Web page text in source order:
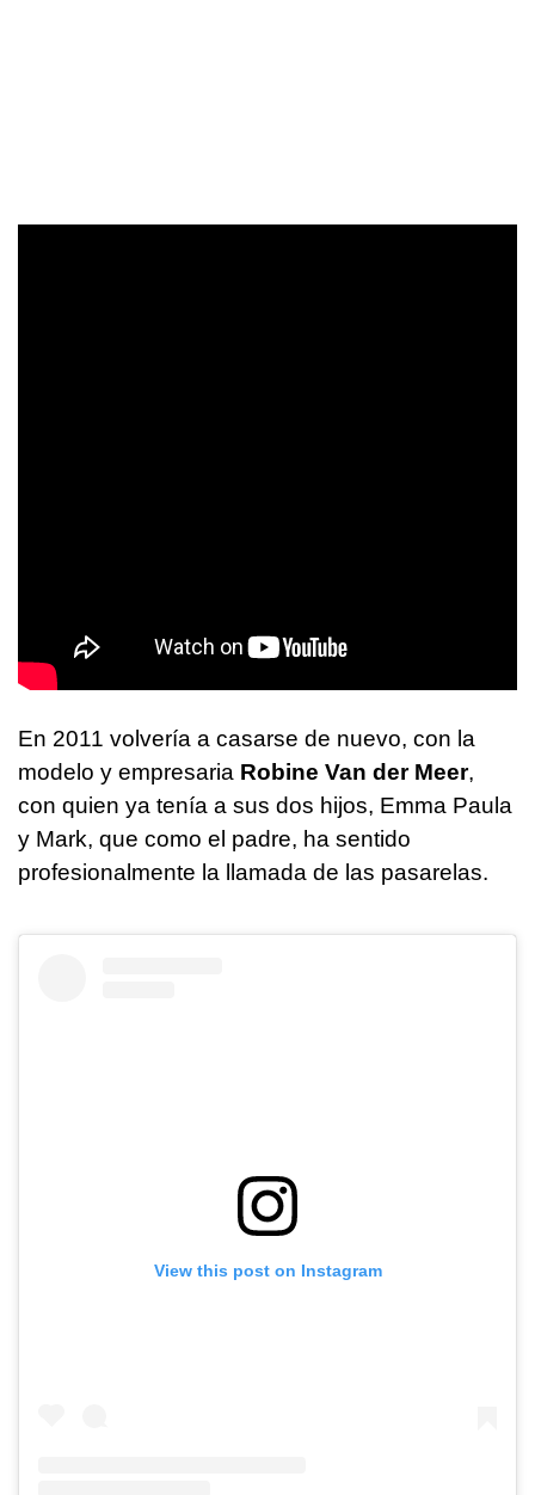
En 2011 volvería a casarse de nuevo, con la
modelo y empresaria Robine Van der Meer,
con quien ya tenía a sus dos hijos, Emma Paula
y Mark, que como el padre, ha sentido
profesionalmente la llamada de las pasarelas.
View this post on Instagram